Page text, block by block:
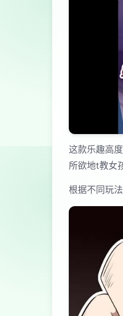
这款乐趣高
所欲地t教女
根据不同玩